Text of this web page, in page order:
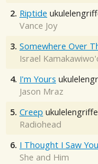
2. Riptide
Vance Joy
3. Somewhere Over
Israel
4. I'm Yours
Jason Mraz
5. Creep ukulelengriffe
Radiohead
6. I Thought I Saw
She and Him